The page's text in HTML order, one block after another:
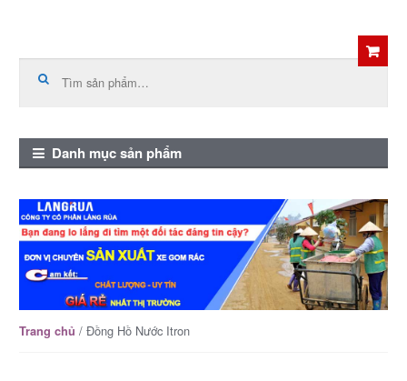
navigation
content
kiếm:
Danh mục sản phẩm
Trang chủ / Đồng Hồ Nước Itron